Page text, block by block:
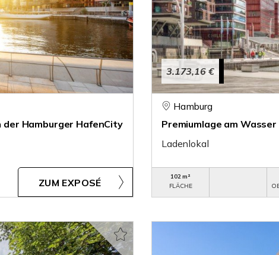
der Hamburger HafenCity
ZUM EXPOSÉ
3.173,16 €
Hamburg
Premiumlage am
Ladenlokal
102 m²
FLÄCHE